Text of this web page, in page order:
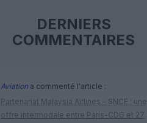
DERNIERS
COMMENTAIRES
Aviation a commenté l'article :
Partenariat Malaysia Airlines – SNCF : une
offre intermodale entre Paris-CDG et 27